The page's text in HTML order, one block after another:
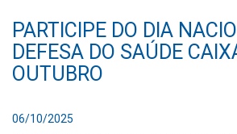
PARTICIPE DO DIA
DEFESA DO SAÚDE
OUTUBRO
06/10/2025